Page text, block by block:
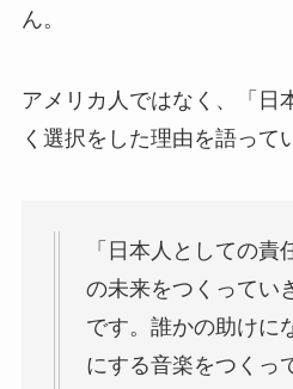
ん。
アメリカ人ではなく、「日
く選択をした理由を語って
「日本人としての責
の未来をつくってい
です。誰かの助けに
にする音楽をつくっ